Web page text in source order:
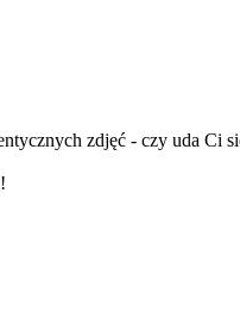
zdjęć - czy uda Ci